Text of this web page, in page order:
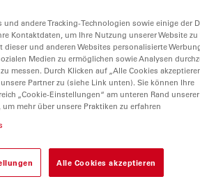
in der
in den Einsatz von
von
und
andere Tracking-Technologien sowie einige der
Kontaktdaten, um Ihre Nutzung unserer Website zu
und anderen Websites personalisierte
Medien zu ermöglichen sowie Analysen
messen. Durch Klicken auf „Alle Cookies
Partner zu (siehe Link unten). Sie können Ihre
„Cookie-Einstellungen“ am unteren Rand
mehr über unsere Praktiken zu erfahren
Alle Cookies akzeptieren